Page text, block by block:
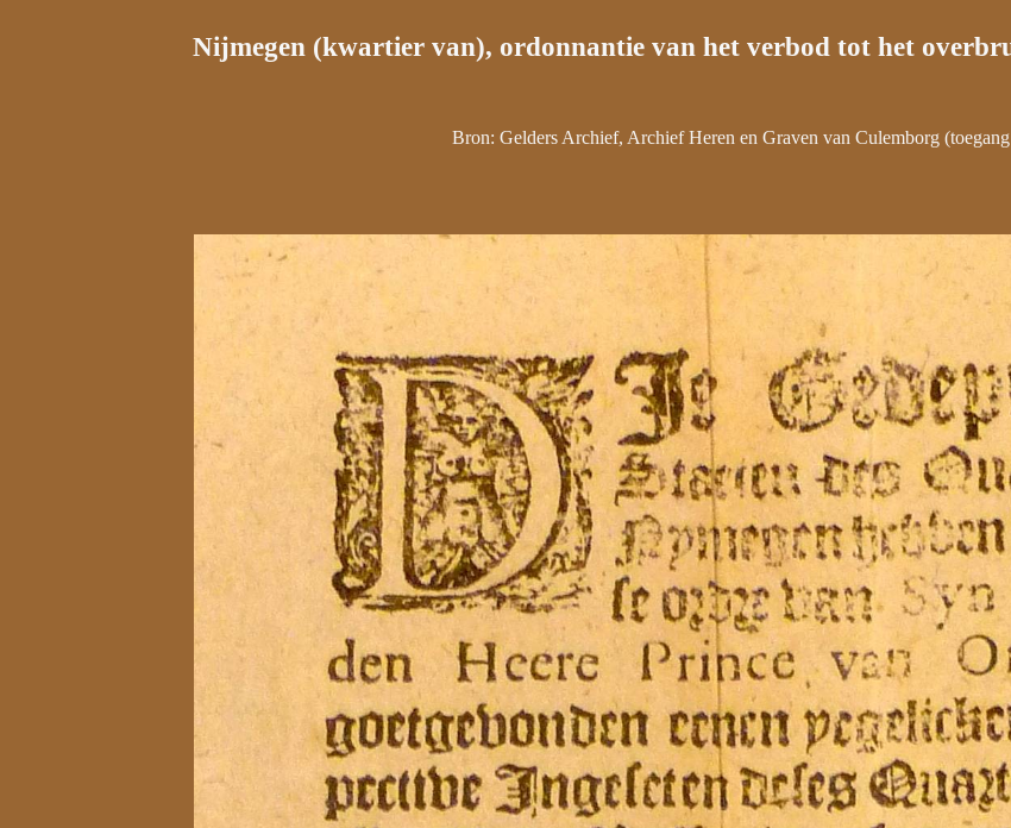
Nijmegen (kwartier van), ordonnantie van het verbod tot het
Bron: Gelders Archief, Archief Heren en Graven van Culemborg